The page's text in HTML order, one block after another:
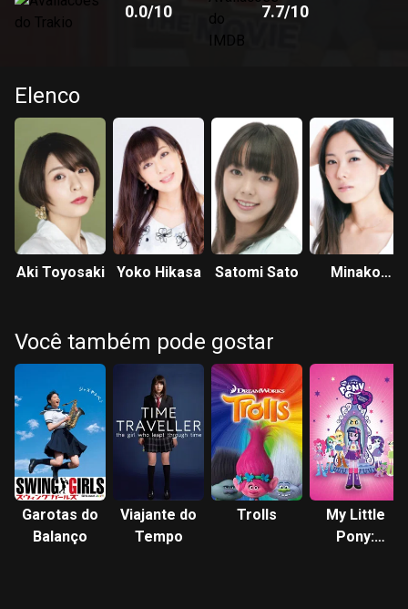
0.0/10 7.7/10
Elenco
Aki Toyosaki Yoko Hikasa Satomi Sato
Minako
Você também pode gostar
Garotas do
Balanço
Viajante do
Tempo
Trolls
My Little
Pony: